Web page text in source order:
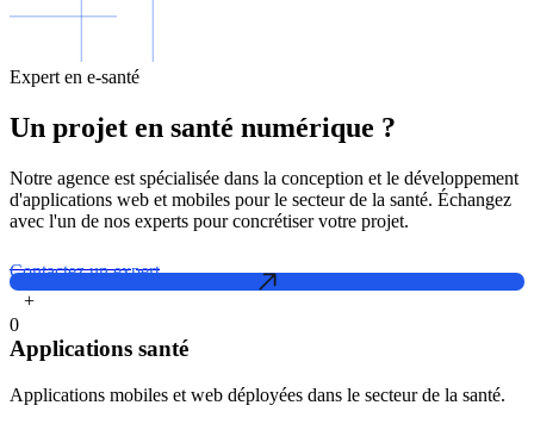
Expert en e-santé
Un projet en santé numérique ?
Notre agence est spécialisée dans la conception et le développement
d'applications web et mobiles pour le secteur de la santé. Échangez
avec l'un de nos experts pour concrétiser votre projet.
Contactez un expert
0
+
Applications santé
Applications mobiles et web déployées dans le secteur de la santé.